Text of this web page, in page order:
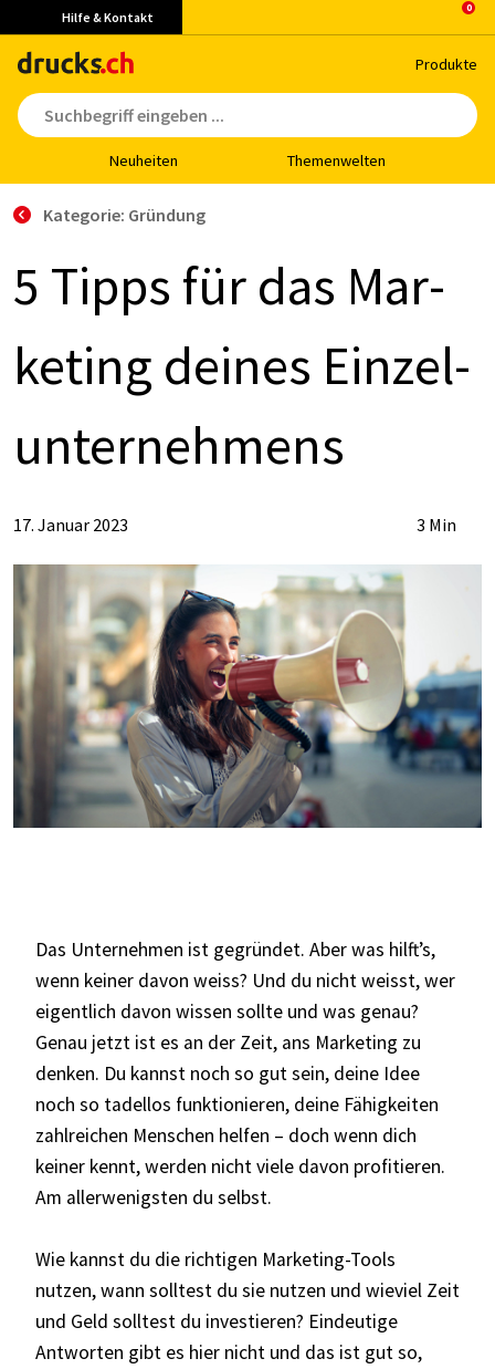
Hilfe & Kontakt
Pro­duk­te
Neu­hei­ten The­men­wel­ten
Kategorie: Gründung
5 Tipps für das Mar­
ke­ting dei­nes Ein­zel­
un­ter­neh­mens
17. Januar 2023 3 Min
Das Unternehmen ist gegründet. Aber was hilft’s,
wenn keiner davon weiss? Und du nicht weisst, wer
eigentlich davon wissen sollte und was genau?
Genau jetzt ist es an der Zeit, ans Marketing zu
denken. Du kannst noch so gut sein, deine Idee
noch so tadellos funktionieren, deine Fähigkeiten
zahlreichen Menschen helfen – doch wenn dich
keiner kennt, werden nicht viele davon profitieren.
Am allerwenigsten du selbst.
Wie kannst du die richtigen Marketing-Tools
nutzen, wann solltest du sie nutzen und wieviel Zeit
und Geld solltest du investieren? Eindeutige
Antworten gibt es hier nicht und das ist gut so,